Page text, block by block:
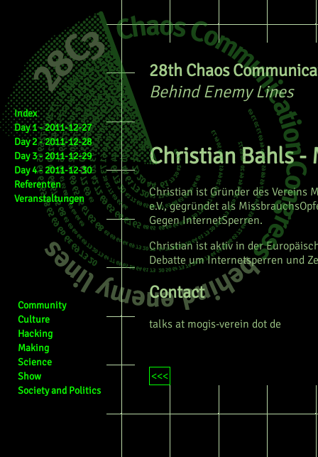
Index
Day 1 - 2011-12-27
Day 2 - 2011-12-28
Day 3 - 2011-12-29
Day 4 - 2011-12-30
Referenten
Veranstaltungen
Community
Culture
Hacking
Making
Science
Show
Society and Politics
28th Chaos
Behind Enemy Lines
Christian Bahls -
Christian ist Gründer des Vereins
e.V., gegründet als
Gegen InternetSperren.
Christian ist aktiv in der
Debatte um Internetsperren und
Contact
talks at mogis-verein dot de
<<<